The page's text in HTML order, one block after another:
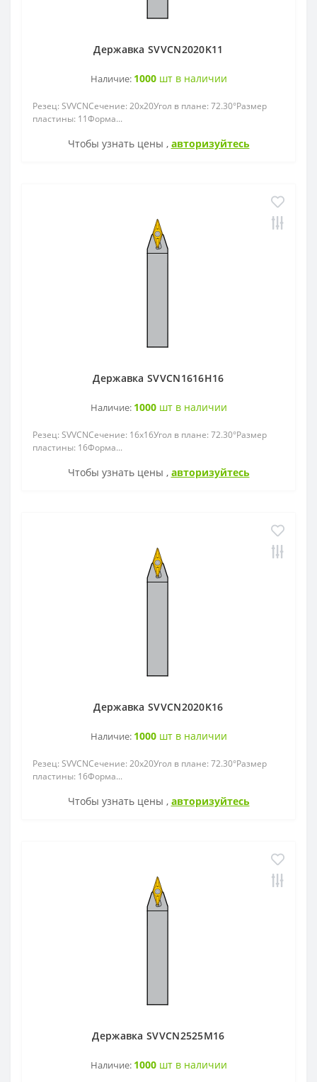
Державка SVVCN2020K11
Наличие: 1000шт в наличии
Резец: SVVСNСечение: 20x20Угол в плане: 72.30°Размер
пластины: 11Форма...
Чтобы узнать цены , авторизуйтесь
Державка SVVCN1616H16
Наличие: 1000шт в наличии
Резец: SVVСNСечение: 16x16Угол в плане: 72.30°Размер
пластины: 16Форма...
Чтобы узнать цены , авторизуйтесь
Державка SVVCN2020K16
Наличие: 1000шт в наличии
Резец: SVVСNСечение: 20x20Угол в плане: 72.30°Размер
пластины: 16Форма...
Чтобы узнать цены , авторизуйтесь
Державка SVVCN2525M16
Наличие: 1000шт в наличии